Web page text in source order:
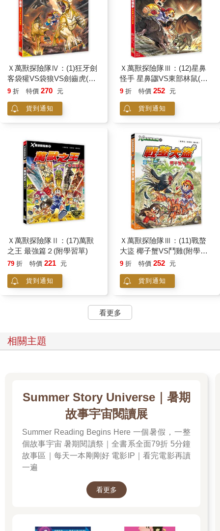
Ｘ萬獸探險隊Ⅳ：(1)狂牙劍
客袋獾VS袋狼VS劍齒虎(附
學習單)
9 折 特價 270 元
貨到通知
Ｘ萬獸探險隊Ⅲ：(12)星鼻
怪手 星鼻鼴VS東部林鼠(附
學習單)
9 折 特價 252 元
貨到通知
Ｘ萬獸探險隊Ⅱ：(17)萬獸
之王 最強篇２(附學習單)
79 折 特價 221 元
貨到通知
Ｘ萬獸探險隊Ⅲ：(11)戰螯
大盜 椰子蟹VS鬥雞(附學習
單)
9 折 特價 252 元
貨到通知
看更多
相關主題
Summer Story Universe｜暑期
故事宇宙閱讀展
Summer Reading Begins Here 一個暑假，一整
個故事宇宙 暑期閱讀祭｜全書系全面79折 5分鐘
故事區｜每天一本剛剛好 電影IP｜看完電影再讀
一遍
看更多